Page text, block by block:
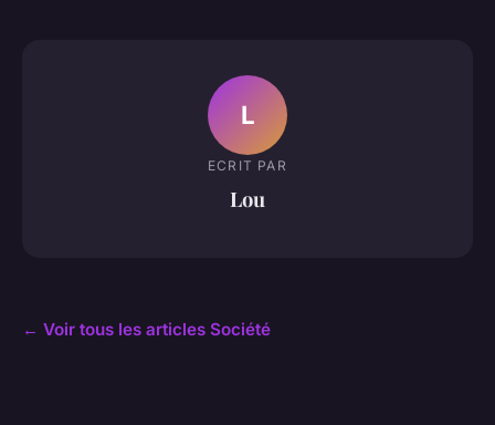
L
ECRIT PAR
Lou
← Voir tous les articles Société